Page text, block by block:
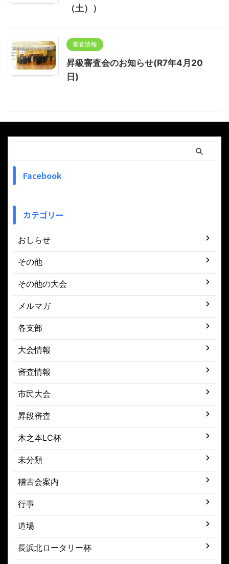
（土））
審査情報
昇級審査会のお知らせ(R7年4月20
日)
Facebook
カテゴリー
おしらせ
その他
その他の大会
メルマガ
各支部
大会情報
審査情報
市民大会
昇段審査
木之本LC杯
未分類
稽古会案内
行事
道場
長浜北ロータリー杯